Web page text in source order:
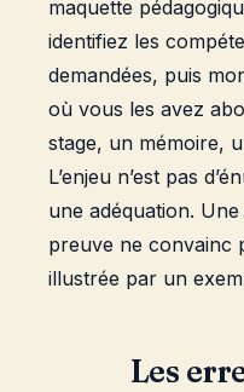
maquette
identifiez les
demandées, puis
où vous les avez
stage, un mémoire,
L’enjeu n’est pas
une adéquation.
preuve ne convainc
illustrée par un
Les